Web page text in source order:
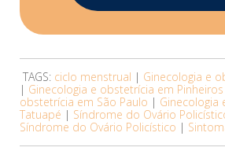
TAGS: ciclo menstrual | Ginecologia e
| Ginecologia e obstetrícia em Pinheiros
obstetrícia em São Paulo | Ginecologia
Tatuapé | Síndrome do Ovário
Síndrome do Ovário Policístico |